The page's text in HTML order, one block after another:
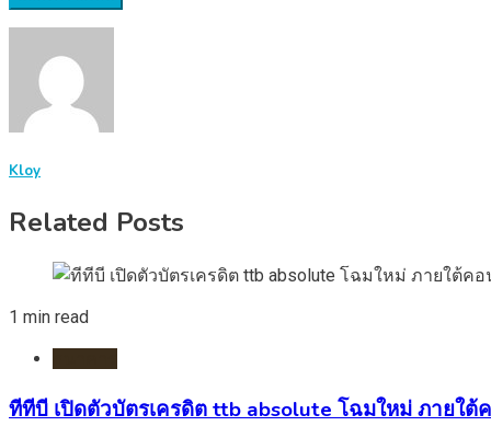
Kloy
Related Posts
1 min read
ทีทีบี เปิดตัวบัตรเครดิต ttb absolute โฉมใหม่ ภายใต้